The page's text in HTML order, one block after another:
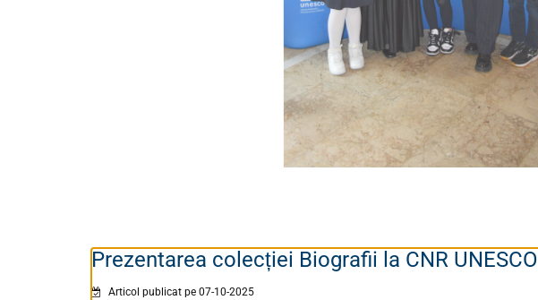
Prezentarea colecției Biografii la CNR UNESCO
Articol publicat pe 07-10-2025